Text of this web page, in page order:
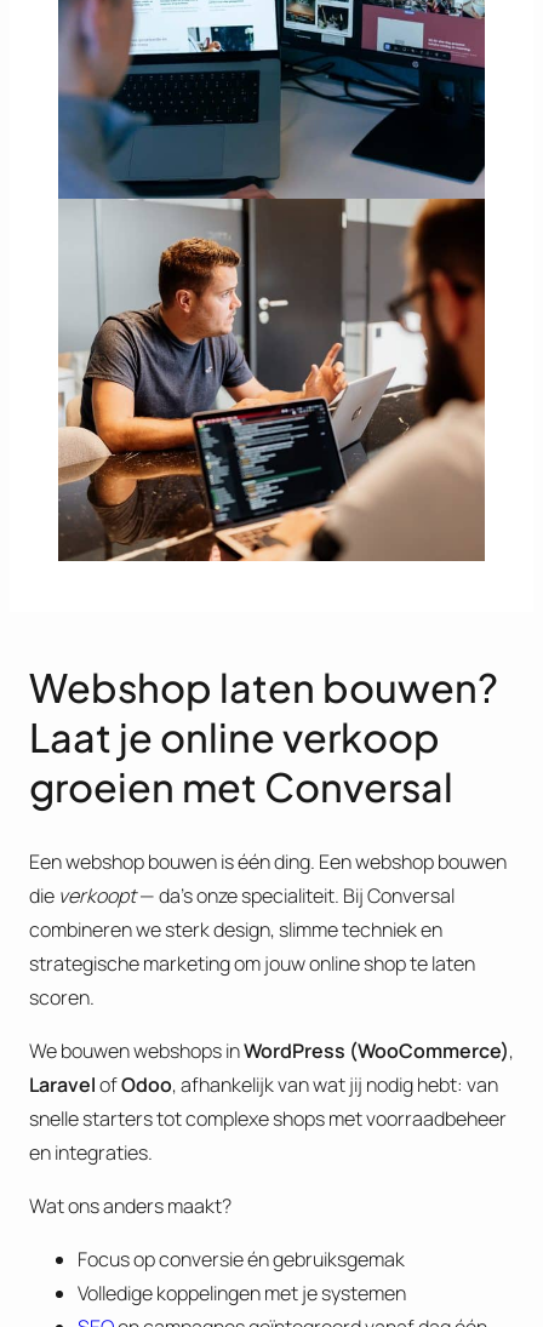
Webshop laten bouwen?
Laat je online verkoop
groeien met Conversal
Een webshop bouwen is één ding. Een webshop bouwen
die verkoopt— da’s onze specialiteit. Bij Conversal
combineren we sterk design, slimme techniek en
strategische marketing om jouw online shop te laten
scoren.
We bouwen webshops inWordPress (WooCommerce),
LaravelofOdoo, afhankelijk van wat jij nodig hebt: van
snelle starters tot complexe shops met voorraadbeheer
en integraties.
Wat ons anders maakt?
Focus op conversie én gebruiksgemak
Volledige koppelingen met je systemen